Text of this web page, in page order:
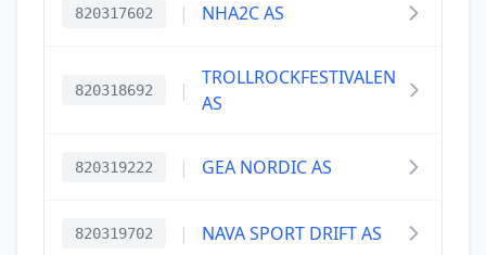
820317602 | NHA2C AS
820318692 |
TROLLROCKFESTIVALEN
AS
820319222 | GEA NORDIC AS
820319702 | NAVA SPORT DRIFT AS